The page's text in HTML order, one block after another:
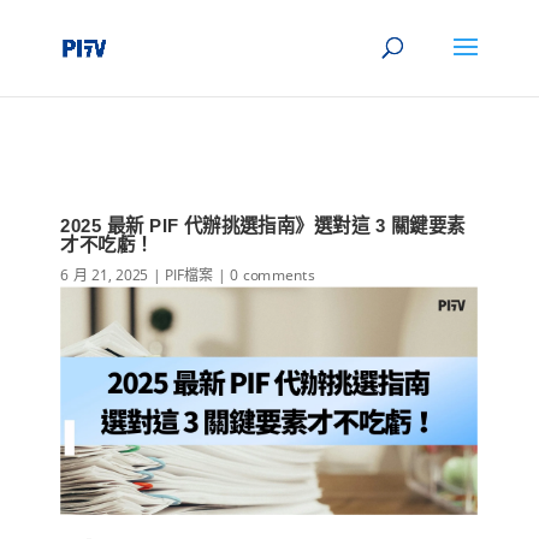
2025 最新 PIF 代辦挑選指南》選對這 3 關鍵要素
才不吃虧！
6 月 21, 2025 | PIF檔案 |0 comments